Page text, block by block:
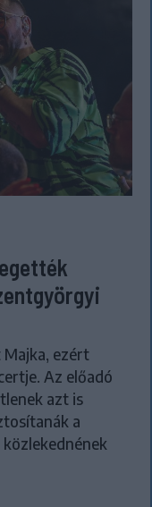
ezért
Az előadó
azt is
a